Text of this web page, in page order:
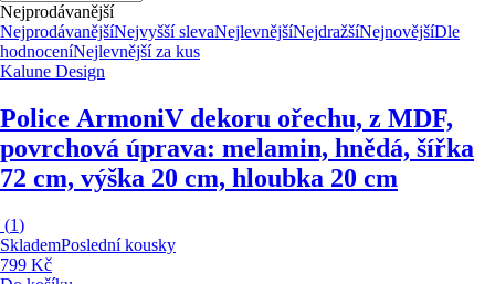
Nejprodávanější
NejprodávanějšíNejvyšší slevaNejlevnějšíNejdražšíNejnovějšíDle
hodnoceníNejlevnější za kus
Kalune Design
Police ArmoniV dekoru ořechu, z MDF,
povrchová úprava: melamin, hnědá, šířka
72 cm, výška 20 cm, hloubka 20 cm
(1)
SklademPoslední kousky
799 Kč